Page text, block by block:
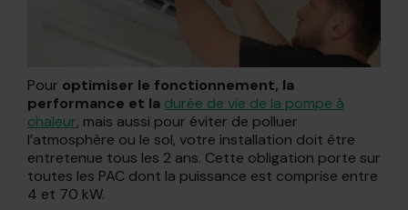
Pour optimiser le fonctionnement, la
performance et la durée de vie de la pompe à
chaleur, mais aussi pour éviter de polluer
l’atmosphère ou le sol, votre installation doit être
entretenue tous les 2 ans. Cette obligation porte sur
toutes les PAC dont la puissance est comprise entre
4 et 70 kW.